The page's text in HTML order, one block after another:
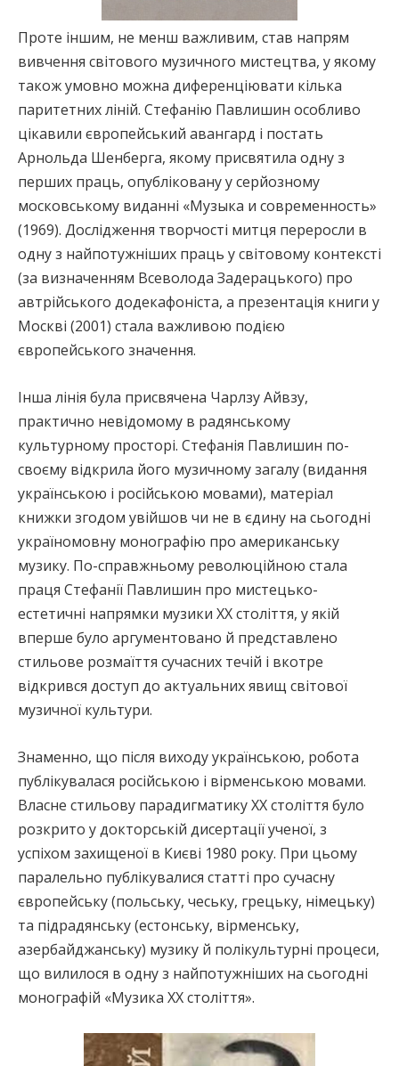
Проте іншим, не менш важливим, cтав напрям
вивчення світового музичного мистецтва, у якому
також умовно можна диференціювати кілька
паритетних ліній. Стефанію Павлишин особливо
цікавили європейський авангард і постать
Арнольда Шенберга, якому присвятила одну з
перших праць, опубліковану у серйозному
московському виданні «Музыка и современность»
(1969). Дослідження творчості митця переросли в
одну з найпотужніших праць у світовому контексті
(за визначенням Всеволода Задерацького) про
автрійського додекафоніста, а презентація книги у
Москві (2001) стала важливою подією
європейського значення.
Інша лінія була присвячена Чарлзу Айвзу,
практично невідомому в радянському
культурному просторі. Стефанія Павлишин по-
своєму відкрила його музичному загалу (видання
українською і російською мовами), матеріал
книжки згодом увійшов чи не в єдину на сьогодні
україномовну монографію про американську
музику. По-справжньому революційною стала
праця Стефанії Павлишин про мистецько-
естетичні напрямки музики ХХ століття, у якій
вперше було аргументовано й представлено
стильове розмаїття сучасних течій і вкотре
відкрився доступ до актуальних явищ світової
музичної культури.
Знаменно, що після виходу українською, робота
публікувалася російською і вірменською мовами.
Власне стильову парадигматику ХХ століття було
розкрито у докторській дисертації ученої, з
успіхом захищеної в Києві 1980 року. При цьому
паралельно публікувалися статті про сучасну
європейську (польську, чеську, грецьку, німецьку)
та підрадянську (естонську, вірменську,
азербайджанську) музику й полікультурні процеси,
що вилилося в одну з найпотужніших на сьогодні
монографій «Музика ХХ століття».